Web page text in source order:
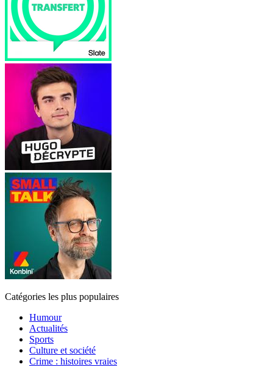
Catégories les plus populaires
Humour
Actualités
Sports
Culture et société
Crime : histoires vraies